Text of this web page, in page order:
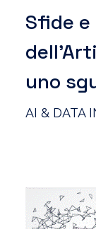
Sfide
uno
AI & DATA